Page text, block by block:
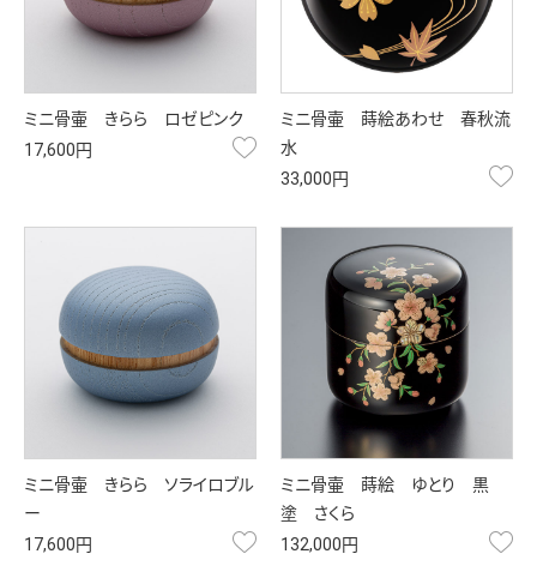
ミニ骨壷 きらら ロゼピンク
17,600円
お気に入り
ミニ骨壷 蒔絵あわせ 春秋流
水
33,000円
ミニ骨壷 きらら ソライロブル
ー
17,600円
お気に入り
ミニ骨壷 蒔絵 ゆとり 黒
塗 さくら
132,000円